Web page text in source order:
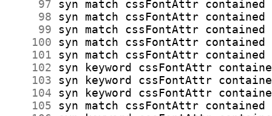
     97
     98
     99
    100
    101
    102
    103
    104
    105